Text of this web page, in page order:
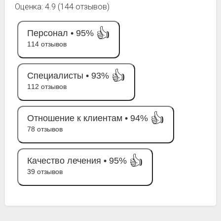
Оценка: 4.9 (144 отзывов)
Персонал • 95% 👍
114 отзывов
Специалисты • 93% 👍
112 отзывов
Отношение к клиентам • 94% 👍
78 отзывов
Качество лечения • 95% 👍
39 отзывов